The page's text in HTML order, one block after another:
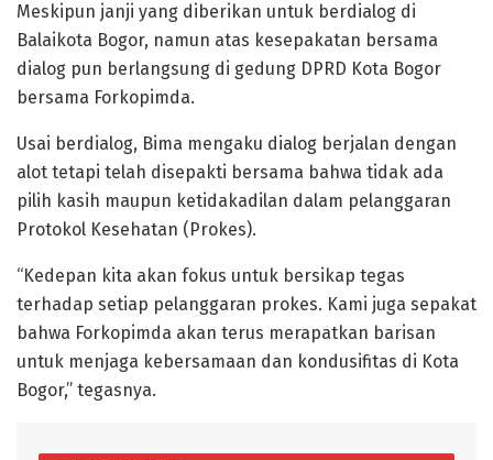
Meskipun janji yang diberikan untuk berdialog di
Balaikota Bogor, namun atas kesepakatan bersama
dialog pun berlangsung di gedung DPRD Kota Bogor
bersama Forkopimda.
Usai berdialog, Bima mengaku dialog berjalan dengan
alot tetapi telah disepakti bersama bahwa tidak ada
pilih kasih maupun ketidakadilan dalam pelanggaran
Protokol Kesehatan (Prokes).
“Kedepan kita akan fokus untuk bersikap tegas
terhadap setiap pelanggaran prokes. Kami juga sepakat
bahwa Forkopimda akan terus merapatkan barisan
untuk menjaga kebersamaan dan kondusifitas di Kota
Bogor,” tegasnya.